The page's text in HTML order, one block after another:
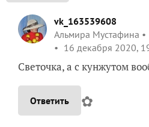
vk_163539608
Альмира Мустафина
16 декабря 2020,
Светочка, а с кунжутом
Ответить ✿